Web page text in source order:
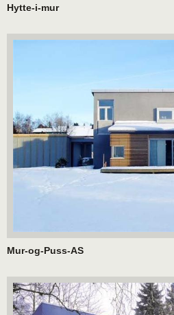
Hytte-i-mur
Mur-og-Puss-AS